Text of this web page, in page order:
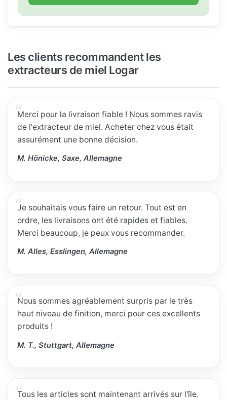
Les clients recommandent les
extracteurs de miel Logar
Merci pour la livraison fiable ! Nous sommes ravis
de l'extracteur de miel. Acheter chez vous était
assurément une bonne décision.
M. Hönicke, Saxe, Allemagne
Je souhaitais vous faire un retour. Tout est en
ordre, les livraisons ont été rapides et fiables.
Merci beaucoup, je peux vous recommander.
M. Alles, Esslingen, Allemagne
Nous sommes agréablement surpris par le très
haut niveau de finition, merci pour ces excellents
produits !
M. T., Stuttgart, Allemagne
Tous les articles sont maintenant arrivés sur l'île.